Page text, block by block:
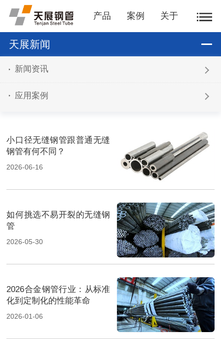
产品 案例 关于
天展新闻
新闻资讯
应用案例
小口径无缝钢管跟普通无缝
钢管有何不同？
2026-06-16
如何挑选不易开裂的无缝钢
管
2026-05-30
2026合金钢管行业：从标准
化到定制化的性能革命
2026-01-06